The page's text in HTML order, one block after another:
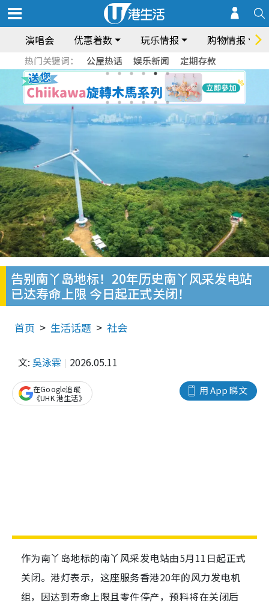
演唱会 优惠着数 玩乐情报 购物情报
热门关键词： 公屋热话 娱乐新闻 定期存款
告别南丫岛地标！20年历史南丫风采发电站
已达寿命上限 今日起正式关闭！
首页 生活话题 社会
文: 吳泳霖 2026.05.11
用 App 睇文
在Google追蹤
《UHK 港生活》
作为南丫岛地标的南丫风采发电站由5月11日起正式
关闭。港灯表示，这座服务香港20年的风力发电机
组，因达到寿命上限且零件停产，预料将在关闭后